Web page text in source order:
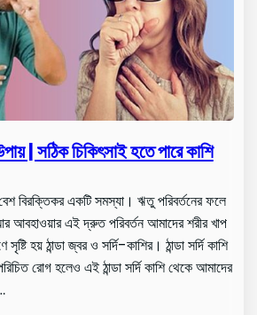
| সঠিক চিকিৎসাই হতে পারে কাশি
বিরক্তিকর একটি সমস্যা। ঋতু পরিবর্তনের ফলে
আবহাওয়ার এই দ্রুত পরিবর্তন আমাদের শরীর খাপ
সৃষ্টি হয় ঠান্ডা জ্বর ও সর্দি-কাশির। ঠান্ডা সর্দি কাশি
রোগ হলেও এই ঠান্ডা সর্দি কাশি থেকে আমাদের